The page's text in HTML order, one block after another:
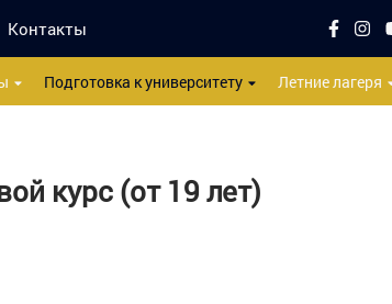
Контакты
Подготовка к университету Летние лагеря
курс (от 19 лет)